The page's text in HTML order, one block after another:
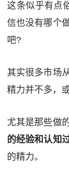
这条似乎有点
信也没有哪个
吧?
其实很多市场
精力并不多，
尤其是那些做
的经验和认知
的精力。